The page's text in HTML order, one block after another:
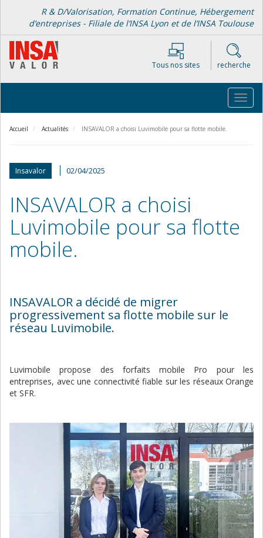
contenu
principal
R & D/Valorisation, Formation Continue, Hébergement
d’entreprises - Filiale de l’INSA Lyon et de l’INSA Toulouse
Tous nos sites recherche
Accueil Actualités INSAVALOR a choisi Luvimobile pour sa flotte mobile.
Insavalor 02/04/2025
INSAVALOR a choisi
Luvimobile pour sa flotte
mobile.
INSAVALOR a décidé de migrer
progressivement sa flotte mobile sur le
réseau Luvimobile.
Luvimobile propose des forfaits mobile Pro pour les
entreprises, avec une connectivité fiable sur les réseaux Orange
et SFR.